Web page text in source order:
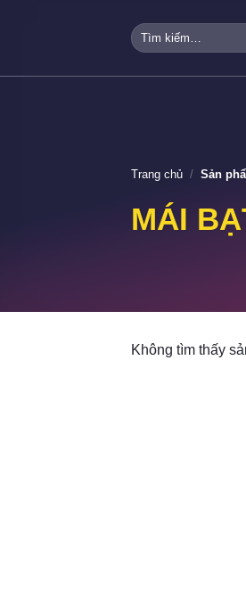
Tìm
kiếm:
MÁI
Trang chủ / Sản
Không tìm thấy